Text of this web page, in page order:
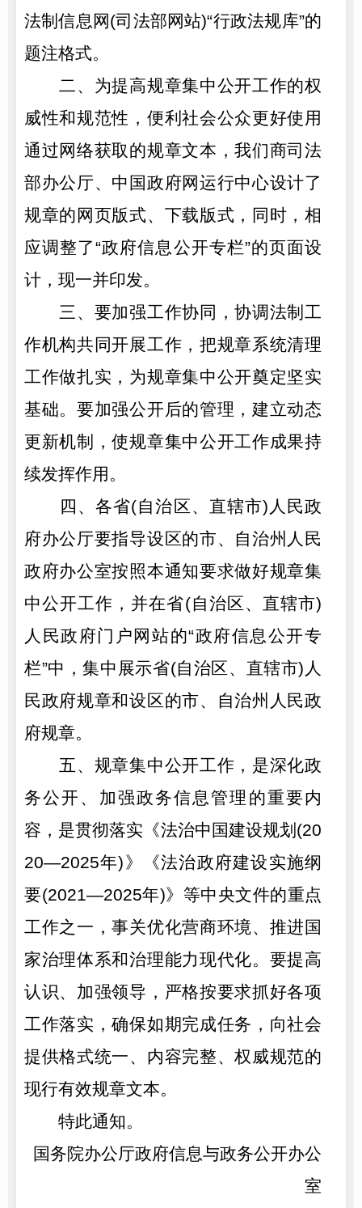
法制信息网(司法部网站)“行政法规库”的
题注格式。
二、为提高规章集中公开工作的权
威性和规范性，便利社会公众更好使用
通过网络获取的规章文本，我们商司法
部办公厅、中国政府网运行中心设计了
规章的网页版式、下载版式，同时，相
应调整了“政府信息公开专栏”的页面设
计，现一并印发。
三、要加强工作协同，协调法制工
作机构共同开展工作，把规章系统清理
工作做扎实，为规章集中公开奠定坚实
基础。要加强公开后的管理，建立动态
更新机制，使规章集中公开工作成果持
续发挥作用。
四、各省(自治区、直辖市)人民政
府办公厅要指导设区的市、自治州人民
政府办公室按照本通知要求做好规章集
中公开工作，并在省(自治区、直辖市)
人民政府门户网站的“政府信息公开专
栏”中，集中展示省(自治区、直辖市)人
民政府规章和设区的市、自治州人民政
府规章。
五、规章集中公开工作，是深化政
务公开、加强政务信息管理的重要内
容，是贯彻落实《法治中国建设规划(20
20—2025年)》《法治政府建设实施纲
要(2021—2025年)》等中央文件的重点
工作之一，事关优化营商环境、推进国
家治理体系和治理能力现代化。要提高
认识、加强领导，严格按要求抓好各项
工作落实，确保如期完成任务，向社会
提供格式统一、内容完整、权威规范的
现行有效规章文本。
特此通知。
国务院办公厅政府信息与政务公开办公
室